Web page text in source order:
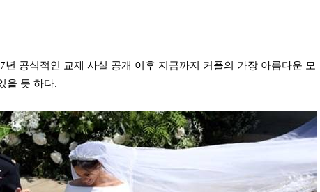
공식적인 교제 사실 공개 이후 지금까지 커플의 가장 아름다운 모
을 듯 하다.